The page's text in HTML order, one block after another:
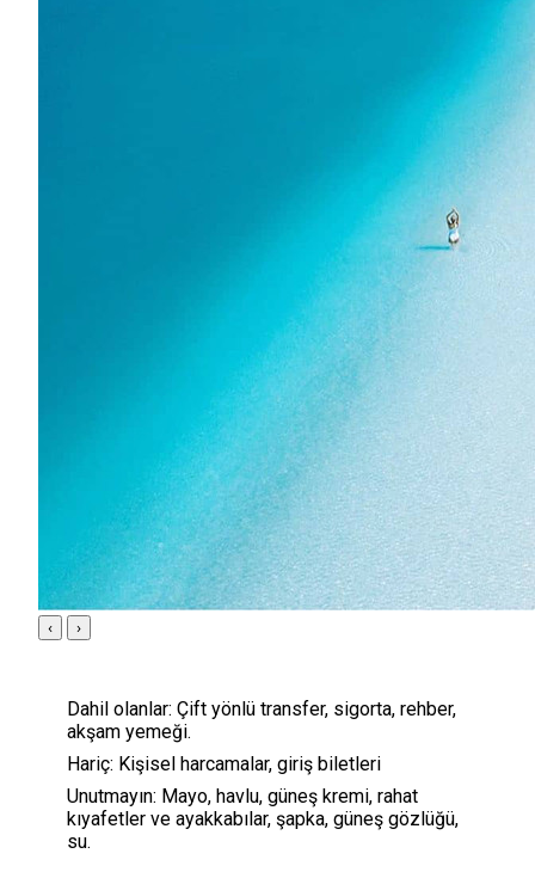
‹ ›
Dahil olanlar: Çift yönlü transfer, sigorta, rehber,
akşam yemeği.
Hariç: Kişisel harcamalar, giriş biletleri
Unutmayın: Mayo, havlu, güneş kremi, rahat
kıyafetler ve ayakkabılar, şapka, güneş gözlüğü,
su.